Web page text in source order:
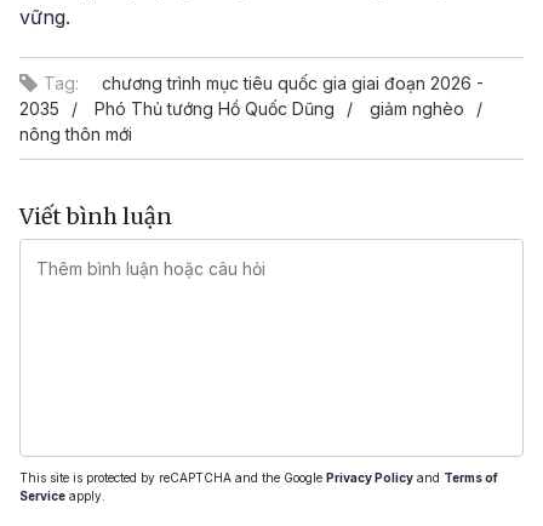
vững.
Tag:
chương trình mục tiêu quốc gia giai đoạn 2026 -
2035
Phó Thủ tướng Hồ Quốc Dũng
giảm nghèo
nông thôn mới
Viết bình luận
This site is protected by reCAPTCHA and the Google Privacy Policy and Terms of
Service apply.